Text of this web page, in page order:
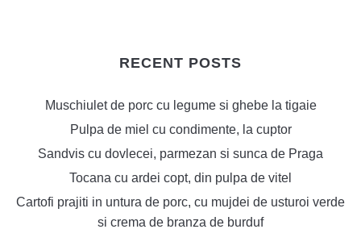
RECENT POSTS
Muschiulet de porc cu legume si ghebe la tigaie
Pulpa de miel cu condimente, la cuptor
Sandvis cu dovlecei, parmezan si sunca de Praga
Tocana cu ardei copt, din pulpa de vitel
Cartofi prajiti in untura de porc, cu mujdei de usturoi verde
si crema de branza de burduf